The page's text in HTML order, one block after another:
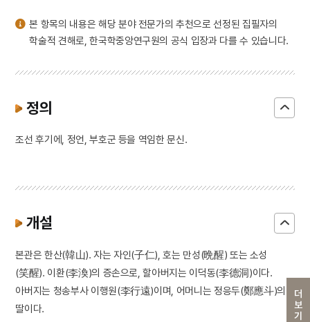
더보기
본 항목의 내용은 해당 분야 전문가의 추천으로 선정된 집필자의
학술적 견해로, 한국학중앙연구원의 공식 입장과 다를 수 있습니다.
정의
조선 후기에, 정언, 부호군 등을 역임한 문신.
개설
본관은 한산(韓山). 자는 자인(子仁), 호는 만성(晩醒) 또는 소성
(笑醒). 이환(李渙)의 증손으로, 할아버지는 이덕동(李德洞)이다.
아버지는 청송부사 이행원(李行遠)이며, 어머니는 정응두(鄭應斗)의
딸이다.